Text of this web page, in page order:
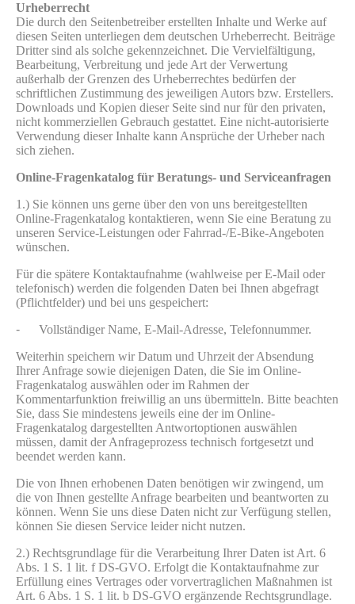
Urheberrecht
Die durch den Seitenbetreiber erstellten Inhalte und Werke auf
diesen Seiten unterliegen dem deutschen Urheberrecht. Beiträge
Dritter sind als solche gekennzeichnet. Die Vervielfältigung,
Bearbeitung, Verbreitung und jede Art der Verwertung
außerhalb der Grenzen des Urheberrechtes bedürfen der
schriftlichen Zustimmung des jeweiligen Autors bzw. Erstellers.
Downloads und Kopien dieser Seite sind nur für den privaten,
nicht kommerziellen Gebrauch gestattet. Eine nicht-autorisierte
Verwendung dieser Inhalte kann Ansprüche der Urheber nach
sich ziehen.
Online-Fragenkatalog für Beratungs- und Serviceanfragen
1.) Sie können uns gerne über den von uns bereitgestellten
Online-Fragenkatalog kontaktieren, wenn Sie eine Beratung zu
unseren Service-Leistungen oder Fahrrad-/E-Bike-Angeboten
wünschen.
Für die spätere Kontaktaufnahme (wahlweise per E-Mail oder
telefonisch) werden die folgenden Daten bei Ihnen abgefragt
(Pflichtfelder) und bei uns gespeichert:
- Vollständiger Name, E-Mail-Adresse, Telefonnummer.
Weiterhin speichern wir Datum und Uhrzeit der Absendung
Ihrer Anfrage sowie diejenigen Daten, die Sie im Online-
Fragenkatalog auswählen oder im Rahmen der
Kommentarfunktion freiwillig an uns übermitteln. Bitte beachten
Sie, dass Sie mindestens jeweils eine der im Online-
Fragenkatalog dargestellten Antwortoptionen auswählen
müssen, damit der Anfrageprozess technisch fortgesetzt und
beendet werden kann.
Die von Ihnen erhobenen Daten benötigen wir zwingend, um
die von Ihnen gestellte Anfrage bearbeiten und beantworten zu
können. Wenn Sie uns diese Daten nicht zur Verfügung stellen,
können Sie diesen Service leider nicht nutzen.
2.) Rechtsgrundlage für die Verarbeitung Ihrer Daten ist Art. 6
Abs. 1 S. 1 lit. f DS-GVO. Erfolgt die Kontaktaufnahme zur
Erfüllung eines Vertrages oder vorvertraglichen Maßnahmen ist
Art. 6 Abs. 1 S. 1 lit. b DS-GVO ergänzende Rechtsgrundlage.